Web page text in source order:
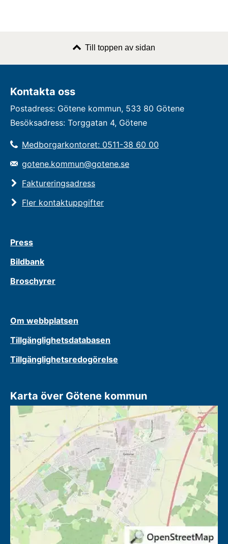
Till toppen av sidan
Kontakta oss
Postadress: Götene kommun, 533 80 Götene
Besöksadress: Torggatan 4, Götene
Medborgarkontoret: 0511-38 60 00
gotene.kommun@gotene.se
Faktureringsadress
Fler kontaktuppgifter
Press
Bildbank
Broschyrer
Om webbplatsen
Tillgänglighetsdatabasen
Tillgänglighetsredogörelse
Karta över Götene kommun